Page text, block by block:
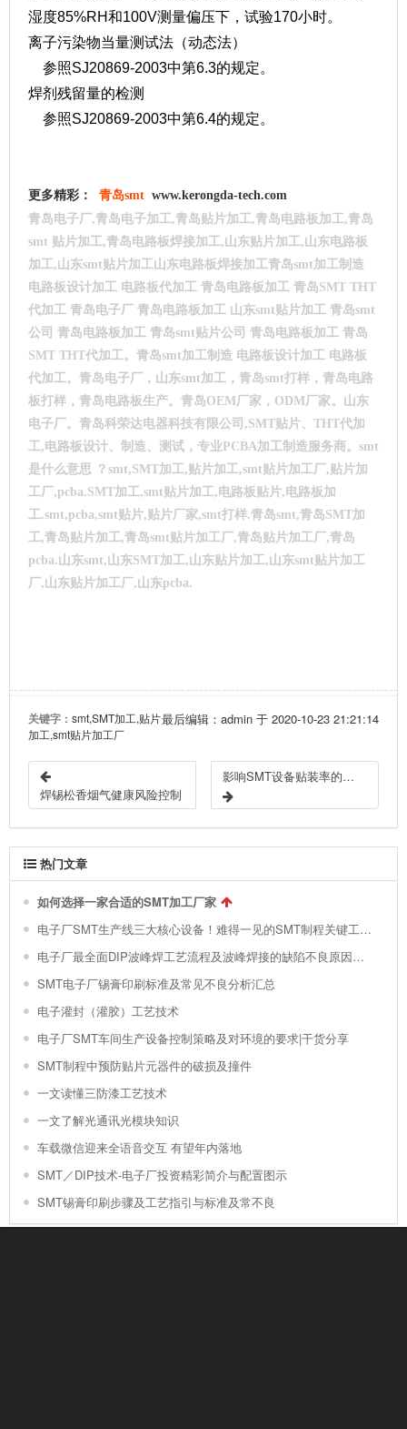
湿度85%RH和100V测量偏压下，试验170小时。
离子污染物当量测试法（动态法）
参照SJ20869-2003中第6.3的规定。
焊剂残留量的检测
参照SJ20869-2003中第6.4的规定。
更多精彩： 青岛smt www.kerongda-tech.com
青岛电子厂,青岛电子加工,青岛贴片加工,青岛电路板加工,青岛
smt 贴片加工,青岛电路板焊接加工,山东贴片加工,山东电路板
加工,山东smt贴片加工山东电路板焊接加工青岛smt加工制造
电路板设计加工 电路板代加工 青岛电路板加工 青岛SMT THT
代加工 青岛电子厂 青岛电路板加工 山东smt贴片加工 青岛smt
公司 青岛电路板加工 青岛smt贴片公司 青岛电路板加工 青岛
SMT THT代加工。青岛smt加工制造 电路板设计加工 电路板
代加工。青岛电子厂，山东smt加工，青岛smt打样，青岛电路
板打样，青岛电路板生产。青岛OEM厂家，ODM厂家。山东
电子厂。 青岛科荣达电器科技有限公司,SMT贴片、THT代加
工,电路板设计、制造、测试，专业PCBA加工制造服务商。smt
是什么意思 ？smt,SMT加工,贴片加工,smt贴片加工厂,贴片加
工厂,pcba.SMT加工,smt贴片加工,电路板贴片,电路板加
工.smt,pcba,smt贴片,贴片厂家,smt打样.青岛smt,青岛SMT加
工,青岛贴片加工,青岛smt贴片加工厂,青岛贴片加工厂,青岛
pcba.山东smt,山东SMT加工,山东贴片加工,山东smt贴片加工
厂,山东贴片加工厂,山东pcba.
最后编辑：admin 于 2020-10-23 21:21:14
关键字 ：smt,SMT加工,贴片
加工,smt贴片加工厂
焊锡松香烟气健康风险控制
影响SMT设备贴装率的因素和贴片机常见故障分析
热门文章
如何选择一家合适的SMT加工厂家
电子厂SMT生产线三大核心设备！难得一见的SMT制程关键工艺视频！
电子厂最全面DIP波峰焊工艺流程及波峰焊接的缺陷不良原因分析 !
SMT电子厂锡膏印刷标准及常见不良分析汇总
电子灌封（灌胶）工艺技术
电子厂SMT车间生产设备控制策略及对环境的要求|干货分享
SMT制程中预防贴片元器件的破损及撞件
一文读懂三防漆工艺技术
一文了解光通讯光模块知识
车载微信迎来全语音交互 有望年内落地
SMT／DIP技术-电子厂投资精彩简介与配置图示
SMT锡膏印刷步骤及工艺指引与标准及常不良